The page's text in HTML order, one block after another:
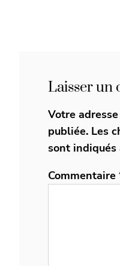
Laisser un
Votre
publiée. Les
sont indiqués
Commentaire